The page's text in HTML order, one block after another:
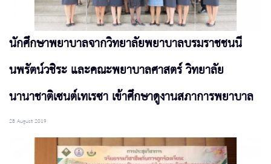
นักศึกษาพยาบาลจากวิทยาลัยพยาบาลบรมราชชนนี
นพรัตน์วชิระ และคณะพยาบาลศาสตร์ วิทยาลัย
นานาชาติเซนต์เทเรซา เข้าศึกษาดูงานสภาการพยาบาล
28 August 2019